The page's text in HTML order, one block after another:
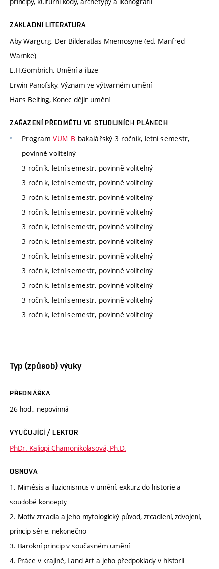
ZÁKLADNÍ LITERATURA
Aby Wargurg, Der Bilderatlas Mnemosyne (ed. Manfred
Warnke)
E.H.Gombrich, Umění a iluze
Erwin Panofsky, Význam ve výtvarném umění
Hans Belting, Konec dějin umění
ZAŘAZENÍ PŘEDMĚTU VE STUDIJNÍCH PLÁNECH
ProgramVUM_B bakalářský 3 ročník, letní semestr,
povinně volitelný
3 ročník, letní semestr, povinně volitelný
3 ročník, letní semestr, povinně volitelný
3 ročník, letní semestr, povinně volitelný
3 ročník, letní semestr, povinně volitelný
3 ročník, letní semestr, povinně volitelný
3 ročník, letní semestr, povinně volitelný
3 ročník, letní semestr, povinně volitelný
3 ročník, letní semestr, povinně volitelný
3 ročník, letní semestr, povinně volitelný
3 ročník, letní semestr, povinně volitelný
3 ročník, letní semestr, povinně volitelný
Typ (způsob) výuky
PŘEDNÁŠKA
26 hod., nepovinná
VYUČUJÍCÍ / LEKTOR
PhDr. Kaliopi Chamonikolasová, Ph.D.
OSNOVA
1. Mimésis a iluzionismus v umění, exkurz do historie a
soudobé koncepty
2. Motiv zrcadla a jeho mytologický původ, zrcadlení, zdvojení,
princip série, nekonečno
3. Barokní princip v současném umění
4. Práce v krajině, Land Art a jeho předpoklady v historii